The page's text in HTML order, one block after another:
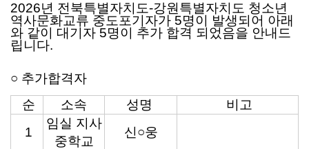
본문
2026년 전북특별자치도-강원특별자치도 청소년
역사문화교류 중도포기자가 5명이 발생되어 아래
와 같이 대기자 5명이 추가 합격 되었음을 안내드
립니다.
○ 추가합격자
순
소속 성명
비고
1
임실 지사
중학교
신○웅